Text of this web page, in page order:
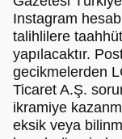
Instagram
talihlilere
yapılacaktır.
gecikmelerden
Ticaret A.Ş.
ikramiye
eksik veya